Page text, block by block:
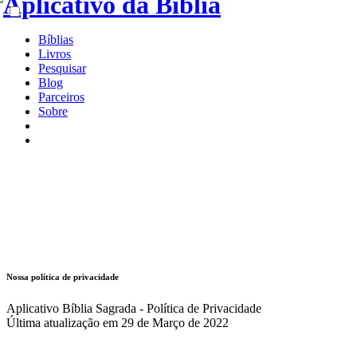
Bíblias
Livros
Pesquisar
Blog
Parceiros
Sobre
Nossa política de privacidade
Aplicativo Bíblia Sagrada - Política de Privacidade
Última atualização em 29 de Março de 2022